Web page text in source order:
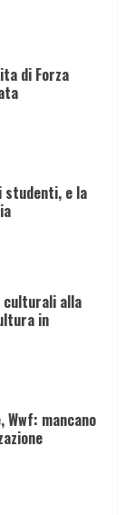
di Forza
studenti, e la
culturali alla
in
Wwf: mancano